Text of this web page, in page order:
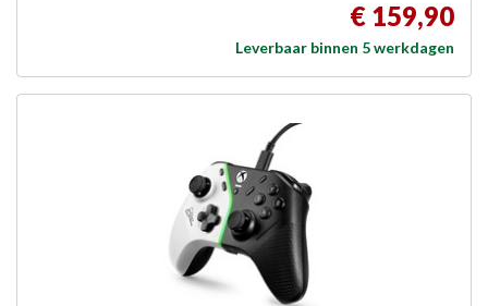
€ 159,90
Leverbaar binnen 5 werkdagen